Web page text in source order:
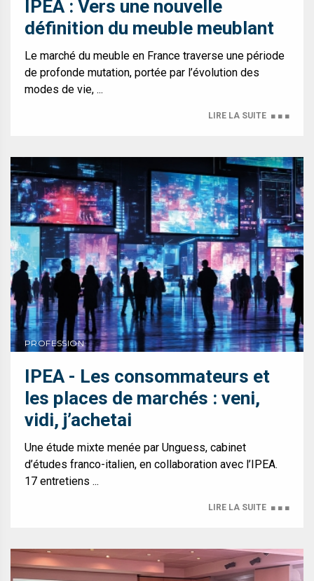
IPEA : Vers une nouvelle
définition du meuble meublant
Le marché du meuble en France traverse une période
de profonde mutation, portée par l’évolution des
modes de vie, ...
LIRE LA SUITE ■ ■ ■
PROFESSION
IPEA - Les consommateurs et
les places de marchés : veni,
vidi, j’achetai
Une étude mixte menée par Unguess, cabinet
d’études franco-italien, en collaboration avec l’IPEA.
17 entretiens ...
LIRE LA SUITE ■ ■ ■